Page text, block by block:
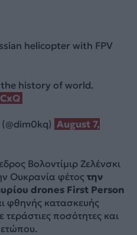
helicopter with FPV
history of world.
August 7,
Βολοντίμιρ Ζελένσκι
Ουκρανία φέτος την
drones First Person
φθηνής κατασκευής
ποσότητες και